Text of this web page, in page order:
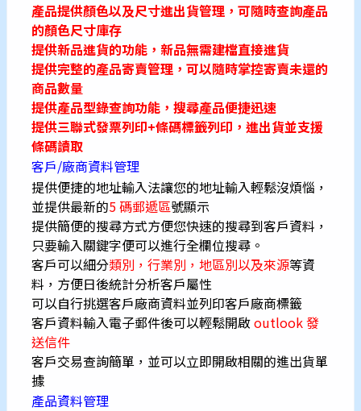
產品提供顏色以及尺寸進出貨管理，可隨時查詢產品
的顏色尺寸庫存
提供新品進貨的功能，新品無需建檔直接進貨
提供完整的產品寄賣管理，可以隨時掌控寄賣未還的
商品數量
提供產品型錄查詢功能，搜尋產品便捷迅速
提供三聯式發票列印+條碼標籤列印，進出貨並支援
條碼讀取
客戶/廠商資料管理
提供便捷的地址輸入法讓您的地址輸入輕鬆沒煩惱，
並提供最新的5 碼郵遞區號顯示
提供簡便的搜尋方式方便您快速的搜尋到客戶資料，
只要輸入關鍵字便可以進行全欄位搜尋。
客戶可以細分類別，行業別，地區別以及來源等資
料，方便日後統計分析客戶屬性
可以自行挑選客戶廠商資料並列印客戶廠商標籤
客戶資料輸入電子郵件後可以輕鬆開啟outlook 發
送信件
客戶交易查詢簡單，並可以立即開啟相關的進出貨單
據
產品資料管理